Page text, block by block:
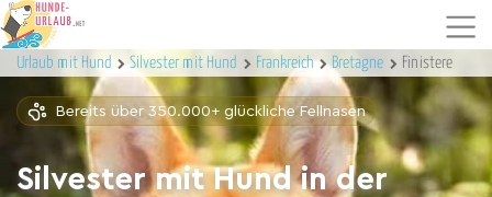
Urlaub mit Hund Silvester mit Hund Frankreich Bretagne Finistere
Bereits über 350.000+ glückliche Fellnasen
Silvester mit Hund in der